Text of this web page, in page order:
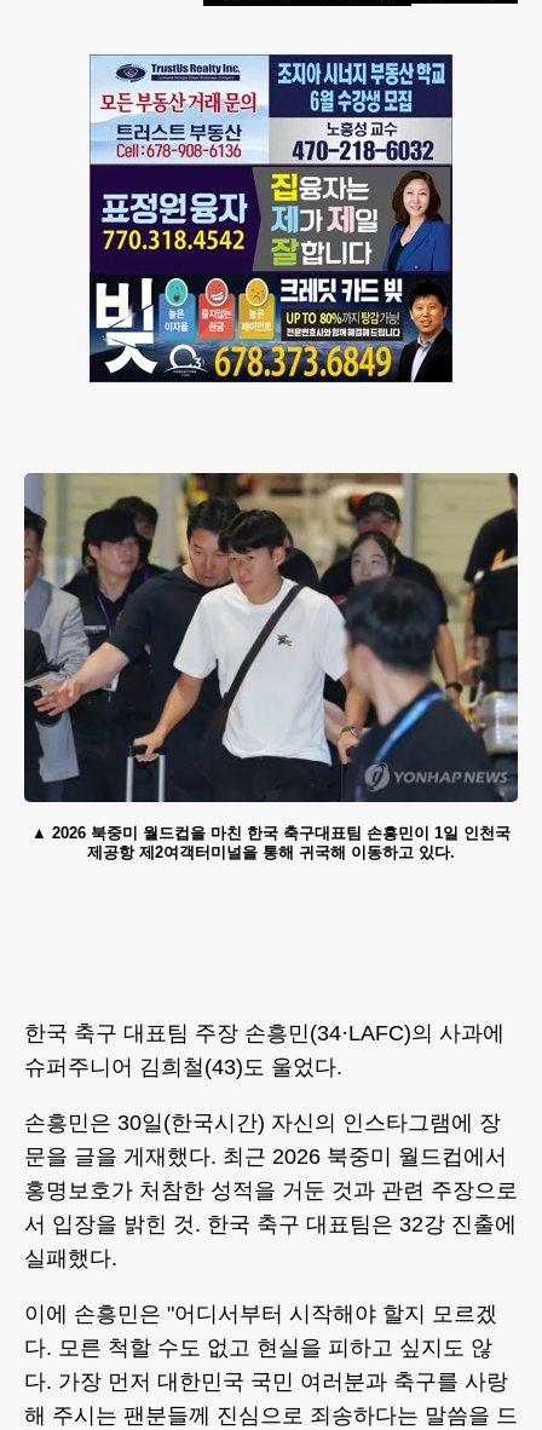
2026 북중미 월드컵을 마친 한국 축구대표팀 손흥민이 1일 인천국
제공항 제2여객터미널을 통해 귀국해 이동하고 있다.
한국 축구 대표팀 주장 손흥민(34·LAFC)의 사과에
슈퍼주니어 김희철(43)도 울었다.
손흥민은 30일(한국시간) 자신의 인스타그램에 장
문을 글을 게재했다. 최근 2026 북중미 월드컵에서
홍명보호가 처참한 성적을 거둔 것과 관련 주장으로
서 입장을 밝힌 것. 한국 축구 대표팀은 32강 진출에
실패했다.
이에 손흥민은 "어디서부터 시작해야 할지 모르겠
다. 모른 척할 수도 없고 현실을 피하고 싶지도 않
다. 가장 먼저 대한민국 국민 여러분과 축구를 사랑
해 주시는 팬분들께 진심으로 죄송하다는 말씀을 드